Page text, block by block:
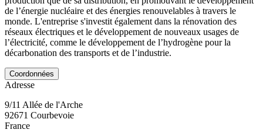
de l’énergie nucléaire et des énergies renouvelables à travers le
monde. L'entreprise s'investit également dans la rénovation des
réseaux électriques et le développement de nouveaux usages de
l’électricité, comme le développement de l’hydrogène pour la
décarbonation des transports et de l’industrie.
Coordonnées
Adresse
9/11 Allée de l'Arche
92671 Courbevoie
France